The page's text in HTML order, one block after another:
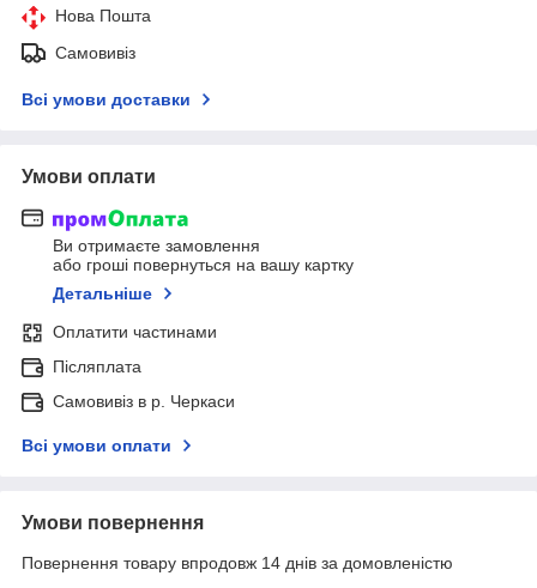
Нова Пошта
Самовивіз
Всі умови доставки
Умови оплати
Ви отримаєте замовлення
або гроші повернуться на вашу картку
Детальніше
Оплатити частинами
Післяплата
Самовивіз в р. Черкаси
Всі умови оплати
Умови повернення
Повернення товару впродовж 14 днів за домовленістю